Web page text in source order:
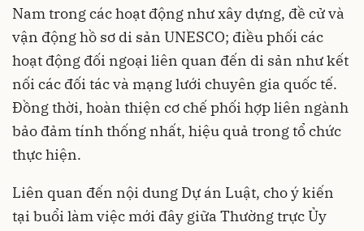
Nam trong các hoạt động như xây dựng, đề cử và
vận động hồ sơ di sản UNESCO; điều phối các
hoạt động đối ngoại liên quan đến di sản như kết
nối các đối tác và mạng lưới chuyên gia quốc tế.
Đồng thời, hoàn thiện cơ chế phối hợp liên ngành
bảo đảm tính thống nhất, hiệu quả trong tổ chức
thực hiện.
Liên quan đến nội dung Dự án Luật, cho ý kiến
tại buổi làm việc mới đây giữa Thường trực Ủy